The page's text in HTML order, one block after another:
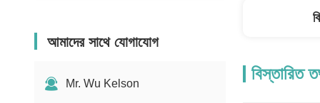
আমাদের সাথে যোগাযোগ
Mr. Wu Kelson
বিস্তারিত